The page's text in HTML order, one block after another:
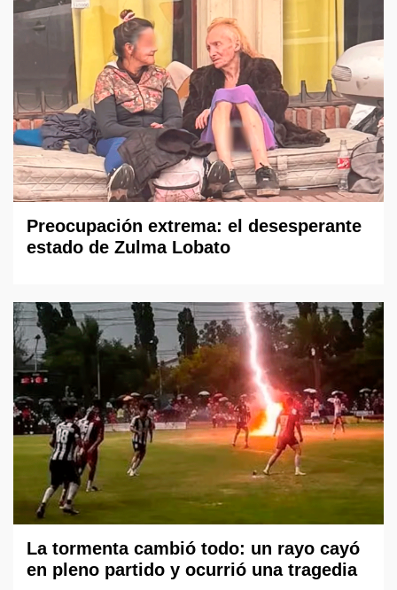
Preocupación extrema: el desesperante
estado de Zulma Lobato
La tormenta cambió todo: un rayo cayó
en pleno partido y ocurrió una tragedia